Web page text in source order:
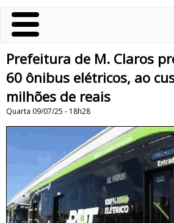
Prefeitura de M. Claros
60 ônibus elétricos, ao
milhões de reais
Quarta 09/07/25 - 18h28